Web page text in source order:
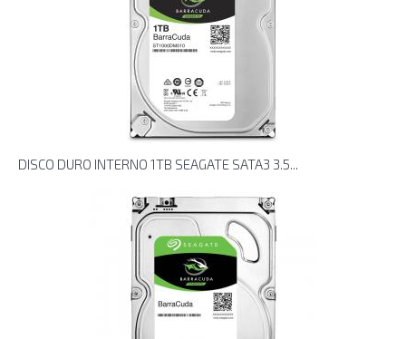
DISCO DURO INTERNO 1TB SEAGATE SATA3 3.5...